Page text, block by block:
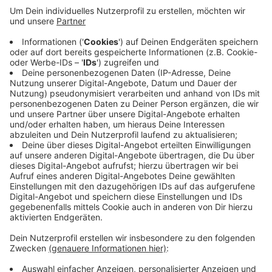
Das Jubiläum wird hier bei uns in Ratingen gefeiert. Am
Freitag (23.09.) werden in der Stadthalle über 200
Delegierte und NRW-Ministerpräsident Hendrik Wüst
erwartet. Zusammen vertritt der Landkreistag die
Kreisinteressen gegenüber dem Landtag und der
Landesregierung. Und der Landkreistag hat außerdem
das Recht vom Gesetzgeber angehört zu werden,
wenn es Gesetze oder Verordnungen gibt, die die
Kreise betreffen.
Anzeige